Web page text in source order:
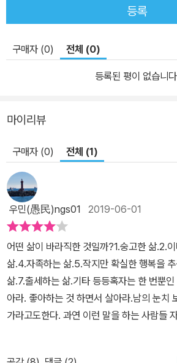
맞았지만, 지금은 틀릴 수 있음을 인지해야
게 자기의 경험이나 지식을 부정하지 않으려
강조하고 있다. 도끼로 머리를 치는 충격이
경험한 기득권은 오던 길을 바꾸려고 생각한다는 것
념설계의 사고기법이다. 다소 생소하여 어렵
는 사변형 사고가 필요하고 기존의 개념을
가 필요하며 미래를 전제로 한 개념설계를
필요하다고 강조한다. 세 번째가 개념설계의 ‘촉’이다. 이는 시대의 숨
결을 읽어내는 감수성을 말하는데 한 분야
갖는 공통의 특징이 촉이다. 시대마다 그 시
데 그 중심가치의 변화를 읽어내는 능력이 촉이라
이런 세 가지의 개념설계를 다양한 영역에 적
경쟁, 소비, 경영 등 신자유주의 시대 이후 사
한 개념을 비판하고 새로운 개념을 제안하
경영에까지 구체적 아이디어를 제시하고 있
이해하고 깨치면 새롭게 세상을 읽어낼 수 있다고
사회는 경제성장 하락으로 일자리는 부족하
델이 흔들리고 불안하다. 그래서 혁신이나
등록
구매자 (0) 전체 (0)
등록된 평이 없습니
마이리뷰
구매자 (0) 전체 (1)
우민(愚民)ngs01 2019-06-01
어떤 삶이 바라직한 것일까?1.숭고한 삶.2.
삶.4.자족하는 삶.5.작지만 확실한 행복을
삶.7.출세하는 삶.기타 등등혹자는 한 번뿐
아라. 좋아하는 것 하면서 살아라.남의 눈치 보지 말고 자기 갈 길을
가라고도한다. 과연 이런 말을 하는 사람들 자신들은 그렇게 사는 지
남을 1도 생각하지 않는 것조차 옳지 않다....